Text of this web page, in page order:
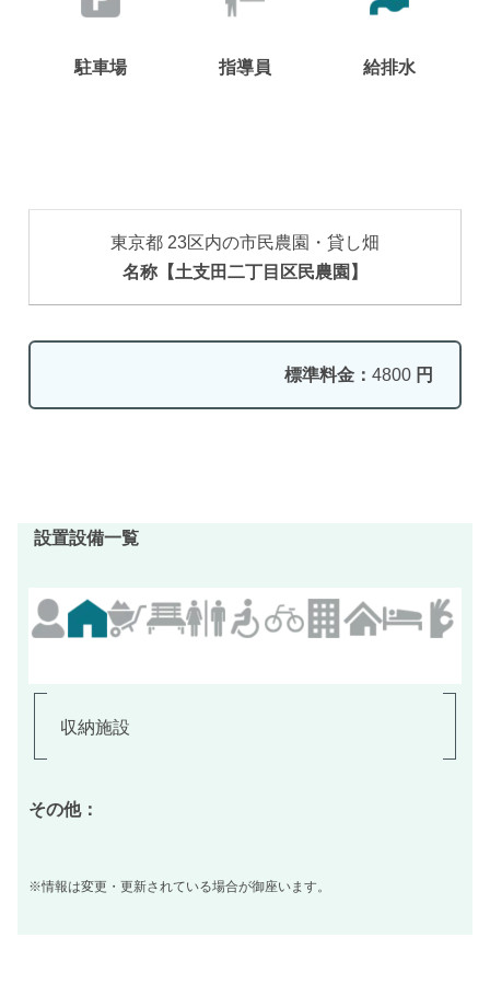
駐車場 指導員 給排水
東京都 23区内の市民農園・貸し畑
名称【土支田二丁目区民農園】
標準料金： 4800 円
設置設備一覧
収納施設
その他：
※情報は変更・更新されている場合が御座います。